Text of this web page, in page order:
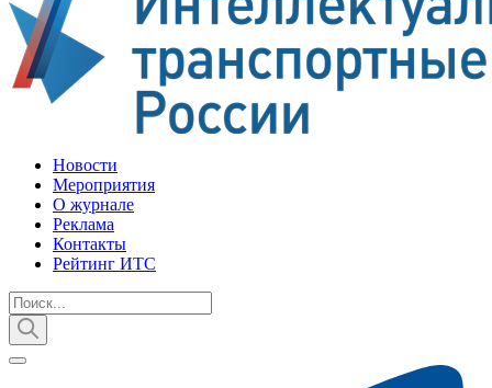
Новости
Мероприятия
О журнале
Реклама
Контакты
Рейтинг ИТС